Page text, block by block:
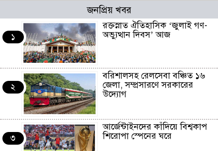
জনপ্রিয় খবর
১
রক্তস্নাত ঐতিহাসিক ‌‘জুলাই গণ-
অভ্যুত্থান দিবস’ আজ
২
বরিশালসহ রেলসেবা বঞ্চিত ১৬
জেলা, সম্প্রসারণে সরকারের
উদ্যোগ
৩
আর্জেন্টাইনদের কাঁদিয়ে বিশ্বকাপ
শিরোপা স্পেনের ঘরে